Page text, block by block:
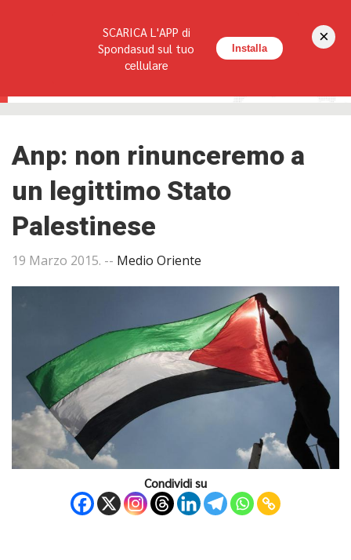
HOME LA RIVISTA REDAZIONE CONTATTI
Anp: non rinunceremo a
un legittimo Stato
Palestinese
19 Marzo 2015. -- Medio Oriente
Condividi su
SCARICA L'APP di
Spondasud sul tuo
cellulare
Installa
×